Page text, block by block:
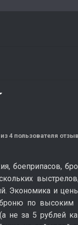
из 4 пользователя
боеприпасов,
Экономика и
по высоким
не за 5 рублей